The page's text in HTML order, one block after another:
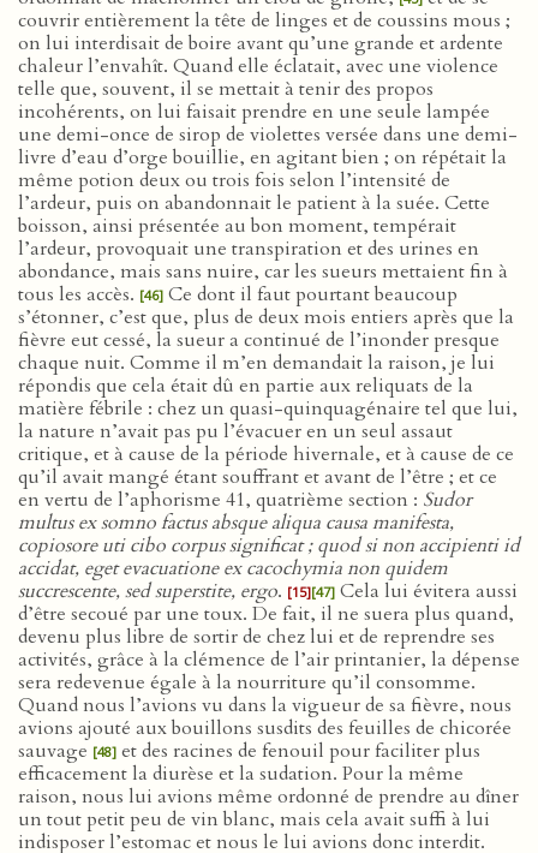
couvrir entièrement la tête de linges et de coussins mous ;
on lui interdisait de boire avant qu’une grande et ardente
chaleur l’envahît. Quand elle éclatait, avec une violence
telle que, souvent, il se mettait à tenir des propos
incohérents, on lui faisait prendre en une seule lampée
une demi-once de sirop de violettes versée dans une demi-
livre d’eau d’orge bouillie, en agitant bien ; on répétait la
même potion deux ou trois fois selon l’intensité de
l’ardeur, puis on abandonnait le patient à la suée. Cette
boisson, ainsi présentée au bon moment, tempérait
l’ardeur, provoquait une transpiration et des urines en
abondance, mais sans nuire, car les sueurs mettaient fin à
tous les accès. [46] Ce dont il faut pourtant beaucoup
s’étonner, c’est que, plus de deux mois entiers après que la
fièvre eut cessé, la sueur a continué de l’inonder presque
chaque nuit. Comme il m’en demandait la raison, je lui
répondis que cela était dû en partie aux reliquats de la
matière fébrile : chez un quasi-quinquagénaire tel que lui,
la nature n’avait pas pu l’évacuer en un seul assaut
critique, et à cause de la période hivernale, et à cause de ce
qu’il avait mangé étant souffrant et avant de l’être ; et ce
en vertu de l’aphorisme 41, quatrième section : Sudor
multus ex somno factus absque aliqua causa manifesta,
copiosore uti cibo corpus significat ; quod si non accipienti id
accidat, eget evacuatione ex cacochymia non quidem
succrescente, sed superstite, ergo. [15][47] Cela lui évitera aussi
d’être secoué par une toux. De fait, il ne suera plus quand,
devenu plus libre de sortir de chez lui et de reprendre ses
activités, grâce à la clémence de l’air printanier, la dépense
sera redevenue égale à la nourriture qu’il consomme.
Quand nous l’avions vu dans la vigueur de sa fièvre, nous
avions ajouté aux bouillons susdits des feuilles de chicorée
sauvage [48] et des racines de fenouil pour faciliter plus
efficacement la diurèse et la sudation. Pour la même
raison, nous lui avions même ordonné de prendre au dîner
un tout petit peu de vin blanc, mais cela avait suffi à lui
indisposer l’estomac et nous le lui avions donc interdit.